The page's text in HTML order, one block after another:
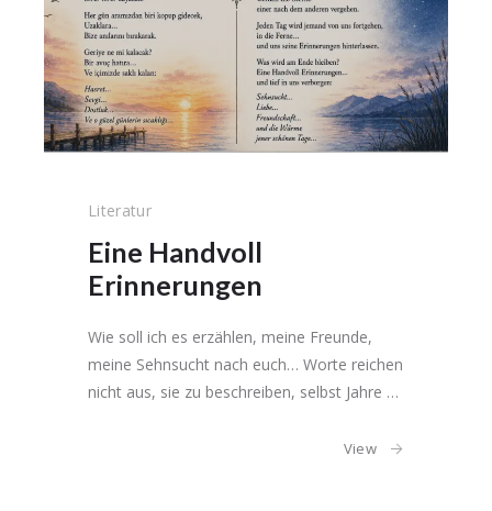
Literatur
Eine Handvoll
Erinnerungen
Wie soll ich es erzählen, meine Freunde,
meine Sehnsucht nach euch… Worte reichen
nicht aus, sie zu beschreiben, selbst Jahre …
View